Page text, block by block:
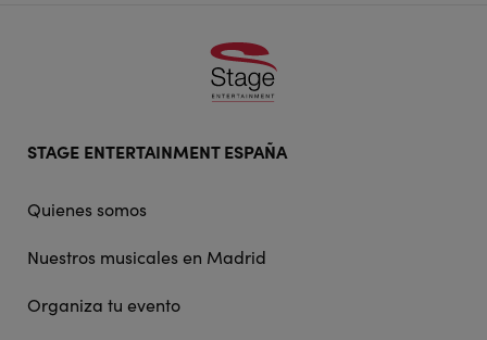
doormat
STAGE ENTERTAINMENT ESPAÑA
Quienes somos
Nuestros musicales en Madrid
Organiza tu evento